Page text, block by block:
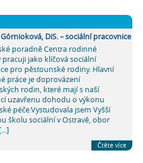
DiS. – sociální pracovnice
poradně Centra rodinné
jako klíčová sociální
pro pěstounské rodiny. Hlavní
práce je doprovázení
rodin, které mají s naší
uzavřenu dohodu o výkonu
péče.Vystudovala jsem Vyšší
školu sociální v Ostravě, obor
Čtěte více